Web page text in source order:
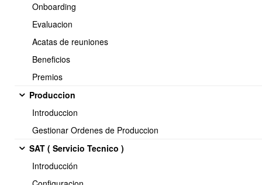
Onboarding
Evaluacion
Acatas de reuniones
Beneficios
Premios
Produccion
Introduccion
Gestionar Ordenes de Produccion
SAT ( Servicio Tecnico )
Introducción
Descargue el archivo ejemplo y siga las instrucciones
Este archivo se usa solo para indicar todas las ubicaciones de
la bodega seleccionada.
Para vincular los productos a las ubicaciones en cada bodega,
debe usar otro archivo.